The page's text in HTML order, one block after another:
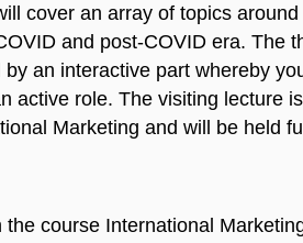
cover an array of topics
and post-COVID era. The
an interactive part whereby
active role. The visiting lecture
Marketing and will be held
course International